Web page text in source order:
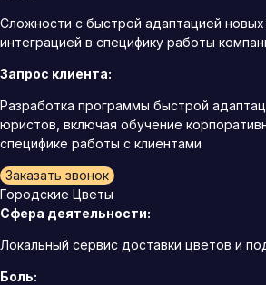
Сложности с быстрой адаптацией
интеграцией в специфику работы
Запрос клиента:
Разработка программы быстрой
юристов, включая обучение
специфике работы с клиентами
Заказать звонок
Городские Цветы
Сфера деятельности:
Локальный сервис доставки цветов и
Боль: